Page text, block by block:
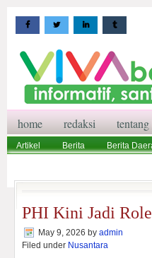
home redaksi
Artikel Berita Berita
PHI Kini Jadi
May 9, 2026 by admin
Filed under Nusantara